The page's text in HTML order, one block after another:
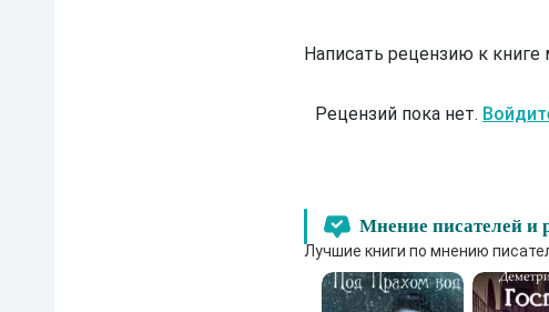
Написать рецензию к
Рецензий пока нет.
Мнение писателей и
Лучшие книги по мнению